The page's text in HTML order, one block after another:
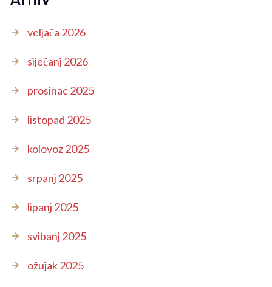
veljača 2026
siječanj 2026
prosinac 2025
listopad 2025
kolovoz 2025
srpanj 2025
lipanj 2025
svibanj 2025
ožujak 2025